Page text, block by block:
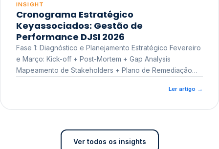
INSIGHT
Cronograma Estratégico
Keyassociados: Gestão de
Performance DJSI 2026
Fase 1: Diagnóstico e Planejamento Estratégico Fevereiro
e Março: Kick-off + Post-Mortem + Gap Analysis
Mapeamento de Stakeholders + Plano de Remediação
Ler artigo →
Ver todos os insights